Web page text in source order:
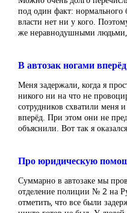
под один факт: нормального
власти нет ни у кого.
же неравнодушными людьми,
В автозак ногами вперёд
Меня задержали, когда я
никого ни на что не
сотрудников схватили меня
вперёд. При этом они не
объяснили. Вот так я
Про юридическую
Суммарно в автозаке мы
отделение полиции № 2 на
отметить, что все были